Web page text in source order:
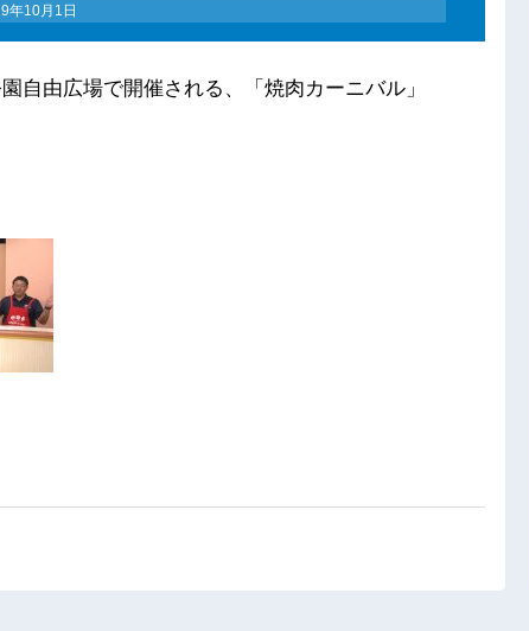
年10月1日
自由広場で開催される、「焼肉カーニバル」